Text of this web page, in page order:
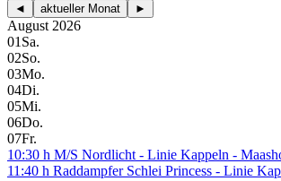
◄ aktueller Monat ►
August 2026
01 Sa.
02So.
03Mo.
04Di.
05Mi.
06Do.
07Fr.
10:30 h M/S Nordlicht - Linie Kappeln -
11:40 h Raddampfer Schlei Princess - Linie